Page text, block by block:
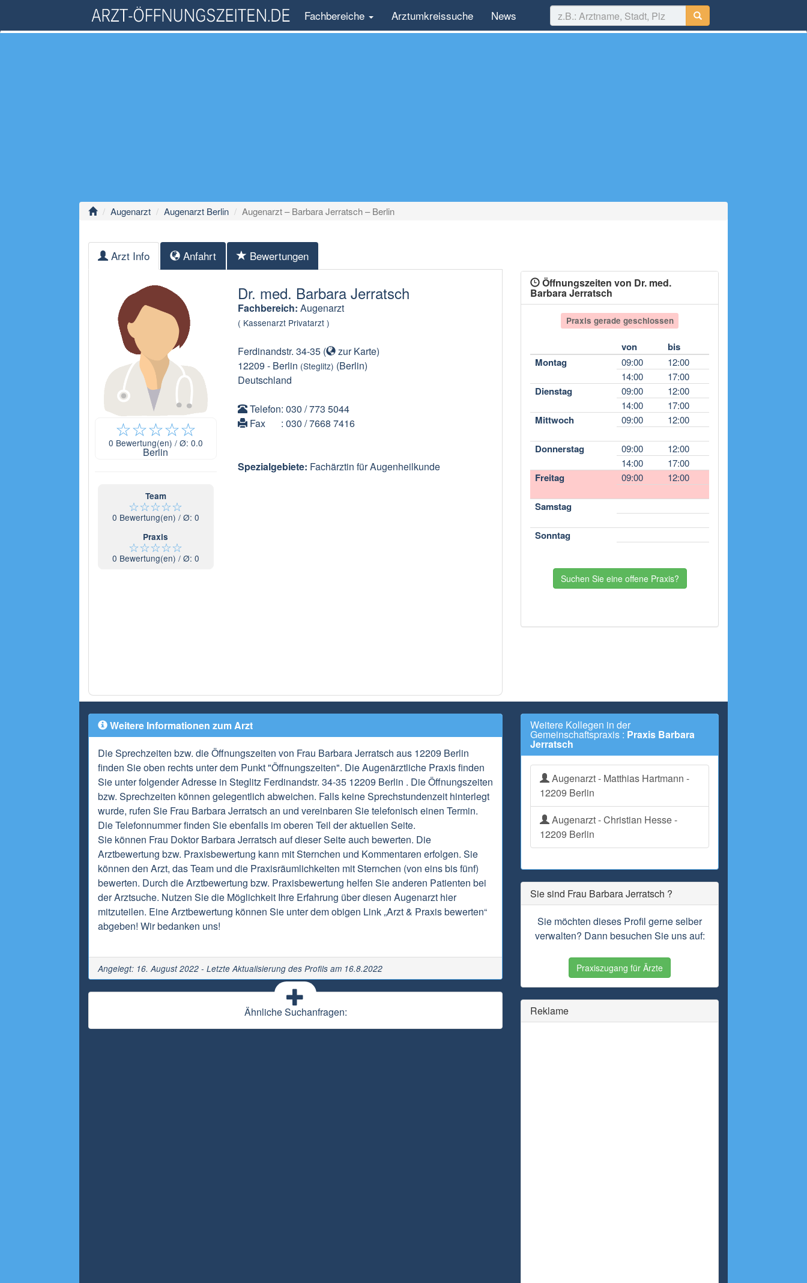
Fachbereiche Arztumkreissuche News
Augenarzt Augenarzt Berlin Augenarzt – Barbara Jerratsch – Berlin
Arzt Info Anfahrt Bewertungen
☆☆☆☆☆
0 Bewertung(en) / Ø: 0.0
Berlin
Team
☆☆☆☆☆
0 Bewertung(en) / Ø: 0
Praxis
☆☆☆☆☆
0 Bewertung(en) / Ø: 0
Dr. med. Barbara Jerratsch
Fachbereich: Augenarzt
( Kassenarzt Privatarzt )
Ferdinandstr. 34-35( zur Karte)
12209 - Berlin (Steglitz) (Berlin)
Deutschland
Telefon: 030 / 773 5044
Fax
: 030 / 7668 7416
Spezialgebiete: Fachärztin für Augenheilkunde
Öffnungszeiten von Dr. med.
Barbara Jerratsch
Praxis gerade geschlossen
von
bis
Montag
09:00
12:00
14:00
17:00
Dienstag 09:00
12:00
14:00
17:00
Mittwoch 09:00 12:00
Donnerstag 09:00
12:00
14:00
17:00
Freitag 09:00 12:00
Samstag
Sonntag
Suchen Sie eine offene Praxis?
Weitere Informationen zum Arzt
Die Sprechzeiten bzw. die Öffnungszeiten von Frau Barbara Jerratsch aus 12209 Berlin
finden Sie oben rechts unter dem Punkt "Öffnungszeiten". Die Augenärztliche Praxis finden
Sie unter folgender Adresse in Steglitz Ferdinandstr. 34-35 12209 Berlin . Die Öffnungszeiten
bzw. Sprechzeiten können gelegentlich abweichen. Falls keine Sprechstundenzeit hinterlegt
wurde, rufen Sie Frau Barbara Jerratsch an und vereinbaren Sie telefonisch einen Termin.
Die Telefonnummer finden Sie ebenfalls im oberen Teil der aktuellen Seite.
Sie können Frau Doktor Barbara Jerratsch auf dieser Seite auch bewerten. Die
Arztbewertung bzw. Praxisbewertung kann mit Sternchen und Kommentaren erfolgen. Sie
können den Arzt, das Team und die Praxisräumlichkeiten mit Sternchen (von eins bis fünf)
bewerten. Durch die Arztbewertung bzw. Praxisbewertung helfen Sie anderen Patienten bei
der Arztsuche. Nutzen Sie die Möglichkeit Ihre Erfahrung über diesen Augenarzt hier
mitzuteilen. Eine Arztbewertung können Sie unter dem obigen Link „Arzt & Praxis bewerten“
abgeben! Wir bedanken uns!
Angelegt: 16. August 2022 - Letzte Aktualisierung des Profils am 16.8.2022
Ähnliche Suchanfragen:
Weitere Kollegen in der
Gemeinschaftspraxis : Praxis Barbara
Jerratsch
Augenarzt - Matthias Hartmann -
12209 Berlin
Augenarzt - Christian Hesse -
12209 Berlin
Sie sind Frau Barbara Jerratsch ?
Sie möchten dieses Profil gerne selber
verwalten? Dann besuchen Sie uns auf:
Praxiszugang für Ärzte
Reklame